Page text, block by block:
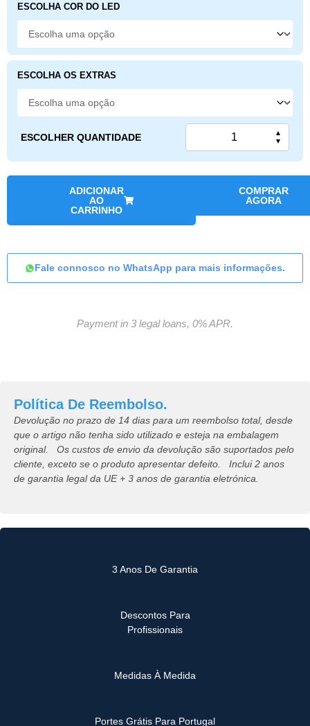
ESCOLHA COR DO LED
ESCOLHA OS EXTRAS
ESCOLHER QUANTIDADE
▲
▼
ADICIONAR
AO
CARRINHO
COMPRAR
AGORA
Fale connosco no WhatsApp para mais informações.
Payment in 3 legal loans, 0% APR.
Política De Reembolso.
Devolução no prazo de 14 dias para um reembolso total, desde
que o artigo não tenha sido utilizado e esteja na embalagem
original. Os custos de envio da devolução são suportados pelo
cliente, exceto se o produto apresentar defeito. Inclui 2 anos
de garantia legal da UE + 3 anos de garantia eletrónica.
3 Anos De Garantia
Descontos Para
Profissionais
Medidas À Medida
Portes Grátis Para Portugal